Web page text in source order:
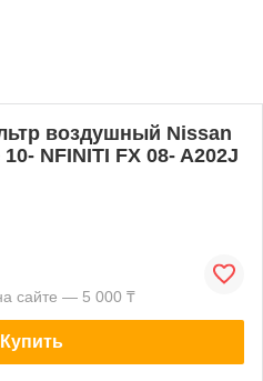
воздушный Nissan
NFINITI FX 08- A202J
сайте — 5 000 ₸
Купить